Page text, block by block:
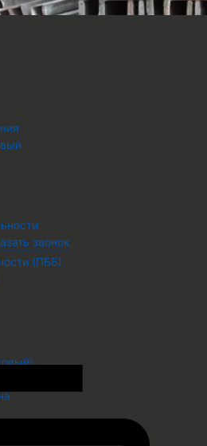
(ПББ)
сварной
любых
звонок
51, офис 605